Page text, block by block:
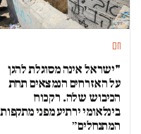
חם
"ישראל אינה מסוגלת להגן
על האזרחים הנמצאים תחת
הכיבוש שלה. רק כוח
בינלאומי ירתיע מפני מתקפות
המתנחלים״